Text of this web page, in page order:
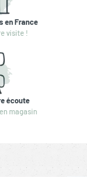
en France
visite !
écoute
magasin